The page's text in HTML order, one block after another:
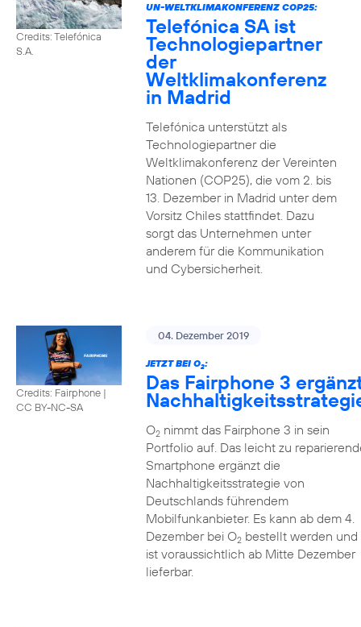
Credits: Telefónica
S.A.
UN-WELTKLIMAKONFERENZ COP25:
Telefónica SA ist
Technologiepartner
der
Weltklimakonferenz
in Madrid
Telefónica unterstützt als
Technologiepartner die
Weltklimakonferenz der Vereinten
Nationen (COP25), die vom 2. bis
13. Dezember in Madrid unter dem
Vorsitz Chiles stattfindet. Dazu
sorgt das Unternehmen unter
anderem für die Kommunikation
und Cybersicherheit.
Credits: Fairphone |
CC BY-NC-SA
04. Dezember 2019
JETZT BEI O2:
Das Fairphone 3
O2nimmt das Fairphone 3 in sein
Portfolio auf. Das leicht zu
Smartphone ergänzt die
Nachhaltigkeitsstrategie von
Deutschlands führendem
Mobilfunkanbieter. Es kann ab dem 4.
Dezember bei O2bestellt werden und
ist voraussichtlich ab Mitte Dezember
lieferbar.